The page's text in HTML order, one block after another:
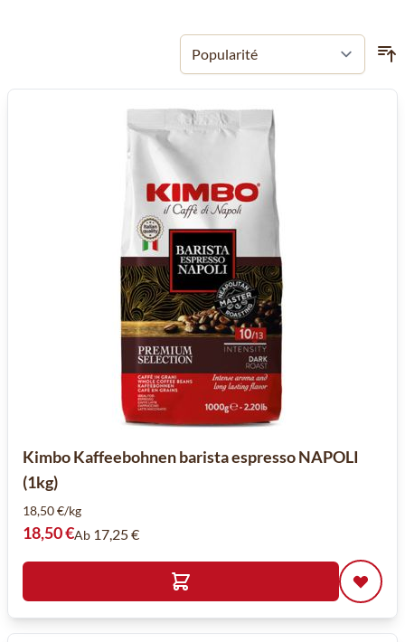
Kimbo Kaffeebohnen barista espresso NAPOLI
(1kg)
18,50 €/kg
18,50 €Ab 17,25 €